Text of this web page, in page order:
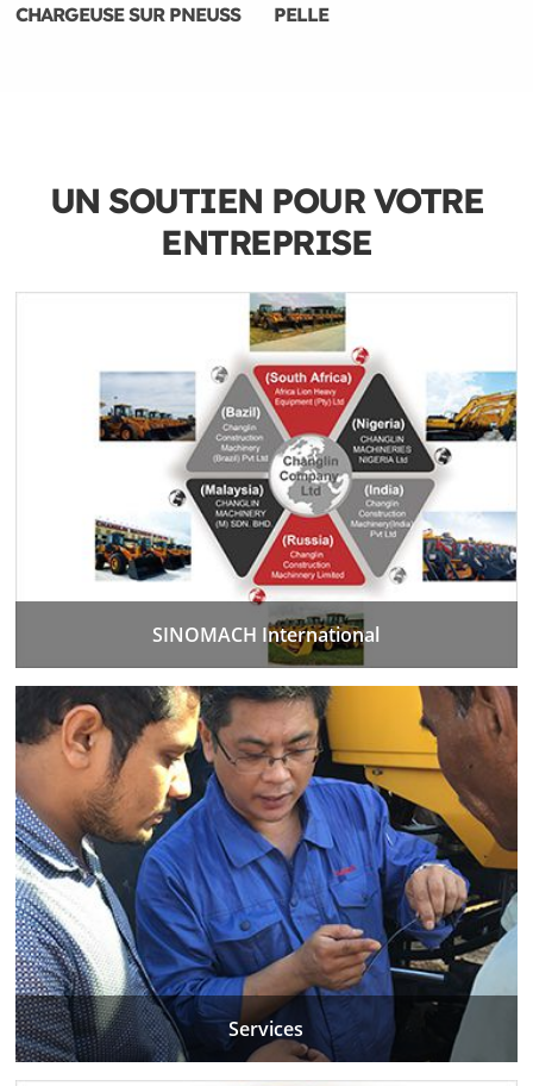
CHARGEUSE SUR PNEUSS PELLE
UN SOUTIEN POUR VOTRE
ENTREPRISE
SINOMACH International
Services